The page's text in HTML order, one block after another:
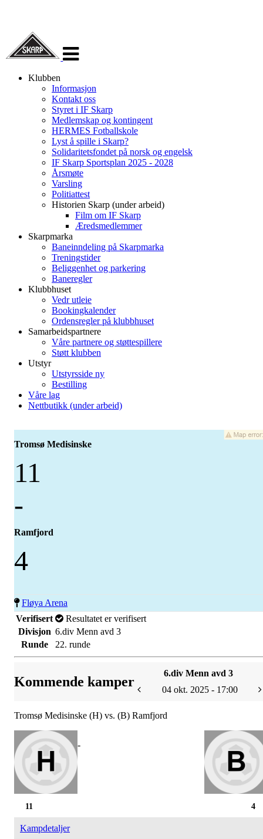
navigasjon
Klubben
Informasjon
Kontakt oss
Styret i IF Skarp
Medlemskap og kontingent
HERMES Fotballskole
Lyst å spille i Skarp?
Solidaritetsfondet på norsk og engelsk
IF Skarp Sportsplan 2025 - 2028
Årsmøte
Varsling
Politiattest
Historien Skarp (under arbeid)
Film om IF Skarp
Æredsmedlemmer
Skarpmarka
Baneinndeling på Skarpmarka
Treningstider
Beliggenhet og parkering
Baneregler
Klubbhuset
Vedr utleie
Bookingkalender
Ordensregler på klubbhuset
Samarbeidspartnere
Våre partnere og støttespillere
Støtt klubben
Utstyr
Utstyrsside ny
Bestilling
Våre lag
Nettbutikk (under arbeid)
Tromsø Medisinske
11
-
Ramfjord
4
Fløya Arena
Verifisert
Resultatet er verifisert
Divisjon 6.div Menn avd 3
Runde
22. runde
Kommende kamper
6.div Menn avd 3
04 okt. 2025 - 17:00
Tromsø Medisinske (H) vs. (B) Ramfjord
-
4
11
Kampdetaljer